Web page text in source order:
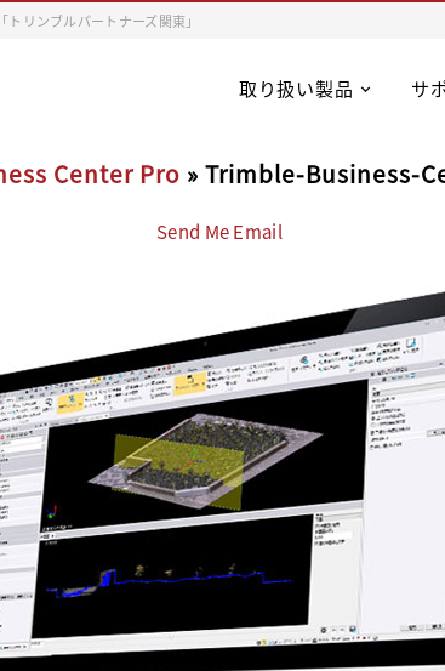
リンブルパートナーズ関東」
取り扱い製品 サ
Center Pro » Trimble-Business-
Send Me Email